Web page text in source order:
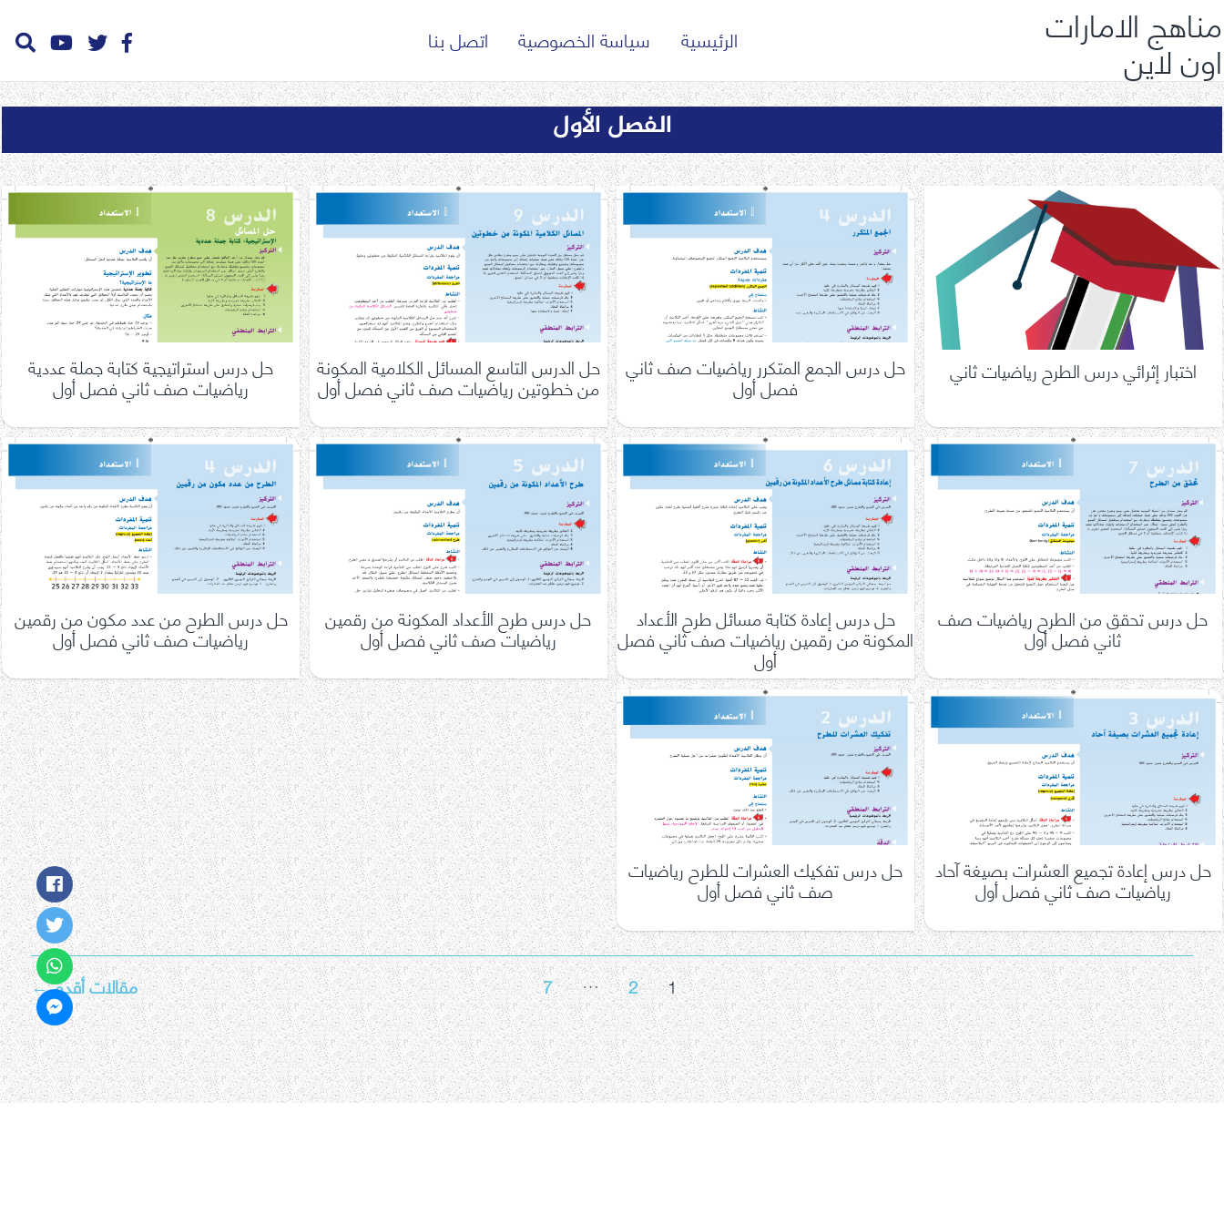
مناهج الامارات
اون لاين الرئيسية سياسة الخصوصية اتصل بنا
الفصل الأول
اختبار إثرائي درس الطرح رياضيات ثاني حل درس الجمع المتكرر رياضيات صف ثاني
فصل أول
حل الدرس التاسع المسائل الكلامية المكونة
من خطوتين رياضيات صف ثاني فصل أول
حل درس استراتيجية كتابة جملة عددية
رياضيات صف ثاني فصل أول
حل درس تحقق من الطرح رياضيات صف
ثاني فصل أول
حل درس إعادة كتابة مسائل طرح الأعداد
المكونة من رقمين رياضيات صف ثاني فصل
أول
حل درس طرح الأعداد المكونة من رقمين
رياضيات صف ثاني فصل أول
حل درس الطرح من عدد مكون من رقمين
رياضيات صف ثاني فصل أول
حل درس إعادة تجميع العشرات بصيغة آحاد
رياضيات صف ثاني فصل أول
حل درس تفكيك العشرات للطرح رياضيات
صف ثاني فصل أول
تعدد
صفحات
المقالات
1
2
…
7 مقالات أقدم←